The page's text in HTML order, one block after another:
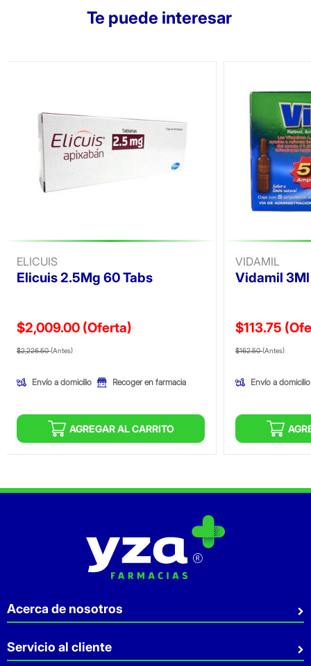
Te puede interesar
ELICUIS
Elicuis 2.5Mg 60 Tabs
$2,009.00 (Oferta)
Precio reducido de
$2,226.50(Antes)(Oferta)
Envío a domicilio Recoger en farmacia
AGREGAR AL CARRITO
VIDAMIL
Vidamil
$113.75
Precio
$162.50(Antes)
Envío a domicilio
Acerca de nosotros
Quiénes somos
Servicio al cliente